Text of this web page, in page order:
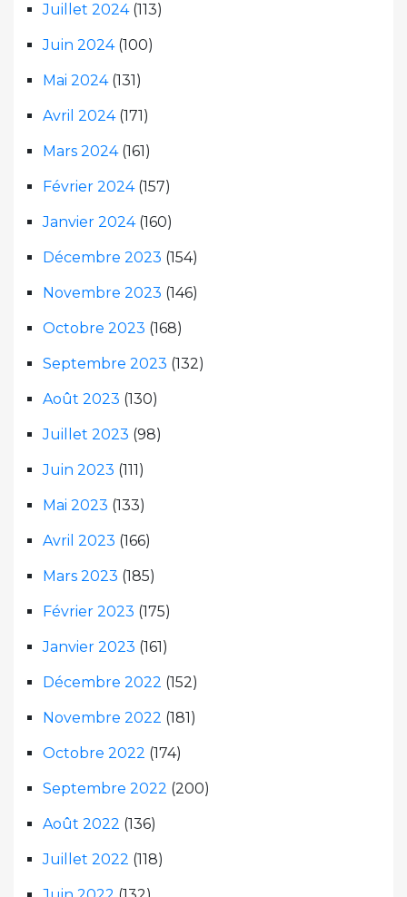
Juillet 2024(113)
Juin 2024(100)
Mai 2024(131)
Avril 2024(171)
Mars 2024(161)
Février 2024(157)
Janvier 2024(160)
Décembre 2023 (154)
Novembre 2023 (146)
Octobre 2023 (168)
Septembre 2023 (132)
Août 2023 (130)
Juillet 2023 (98)
Juin 2023 (111)
Mai 2023 (133)
Avril 2023 (166)
Mars 2023 (185)
Février 2023 (175)
Janvier 2023 (161)
Décembre 2022 (152)
Novembre 2022 (181)
Octobre 2022 (174)
Septembre 2022 (200)
Août 2022 (136)
Juillet 2022 (118)